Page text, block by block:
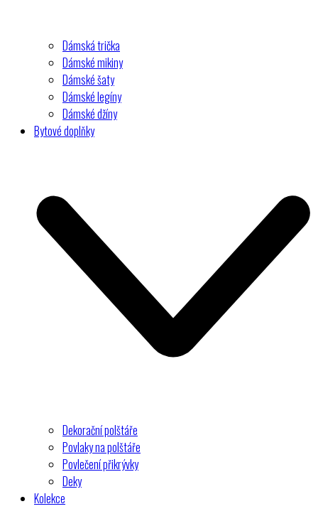
Dámská trička
Dámské mikiny
Dámské šaty
Dámské legíny
Dámské džíny
Bytové doplňky
Dekorační polštáře
Povlaky na polštáře
Povlečení přikrývky
Deky
Kolekce